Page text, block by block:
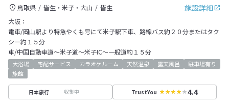
施設詳細
鳥取県 皆生・米子・大山
皆生
大阪：
電車/岡山駅より特急やくも号にて米子駅下車、路線バス約２０分またはタク
シー約１５分
車/中国自動車道～米子道～米子IC～一般道約１５分
大浴場 宅配サービス カラオケルーム 天然温泉 露天風呂
駐車場有り
旅館
日本旅行 収集中 TrustYou 4.4